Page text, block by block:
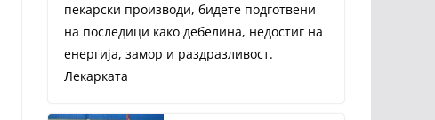
пекарски производи, бидете подготвени
на последици како дебелина, недостиг на
енергија, замор и раздразливост.
Лекарката